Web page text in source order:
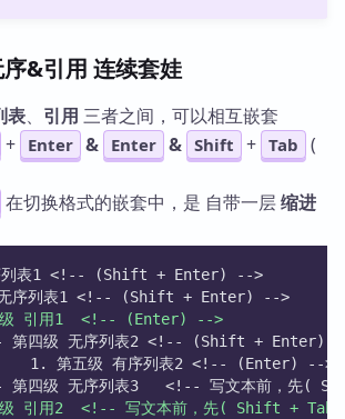
&引用 连续套娃
表、 引用 三者之间，可以相互嵌套
+ Enter & Enter & Shift + Tab (
在切换格式的嵌套中，是 自带一层缩进
列表1 <!-- (Shift + Enter) -->
无序列表1 <!-- (Shift + Enter) -->
级 引用1  <!-- (Enter) -->
- 第四级 无序列表2 <!-- (Shift + Enter)
            	1. 第五级 有序列表2 <!-- (Enter) -->
第四级 无序列表3   <!-- 写文本前，先(
级 引用2  <!-- 写文本前，先( Shift +